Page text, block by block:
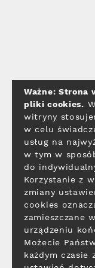
Ważne: Strona
pliki cookies.
witryny
w celu
usług na
w tym w
do
Korzystanie z
zmiany
cookies
zamieszczane
urządzeniu
Możecie
każdym czasie